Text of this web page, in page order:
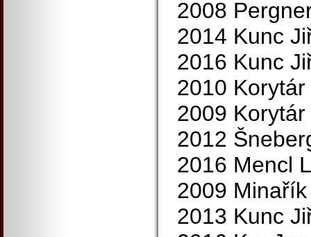
2008
2014 Kunc
2016 Kunc
2010
2009
2012
2016 Mencl
2009
2013 Kunc